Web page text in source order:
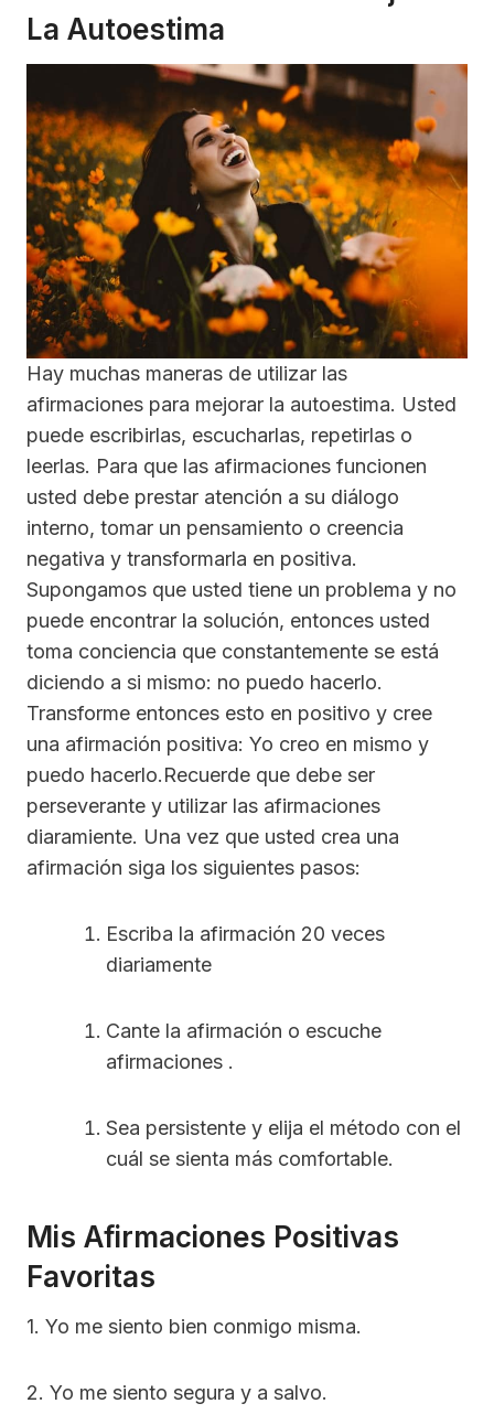
La Autoestima
Hay muchas maneras de utilizar las
afirmaciones para mejorar la autoestima. Usted
puede escribirlas, escucharlas, repetirlas o
leerlas. Para que las afirmaciones funcionen
usted debe prestar atención a su diálogo
interno, tomar un pensamiento o creencia
negativa y transformarla en positiva.
Supongamos que usted tiene un problema y no
puede encontrar la solución, entonces usted
toma conciencia que constantemente se está
diciendo a si mismo: no puedo hacerlo.
Transforme entonces esto en positivo y cree
una afirmación positiva: Yo creo en mismo y
puedo hacerlo.Recuerde que debe ser
perseverante y utilizar las afirmaciones
diaramiente. Una vez que usted crea una
afirmación siga los siguientes pasos:
Escriba la afirmación 20 veces
diariamente
Cante la afirmación o escuche
afirmaciones .
Sea persistente y elija el método con el
cuál se sienta más comfortable.
Mis Afirmaciones Positivas
Favoritas
1. Yo me siento bien conmigo misma.
2. Yo me siento segura y a salvo.